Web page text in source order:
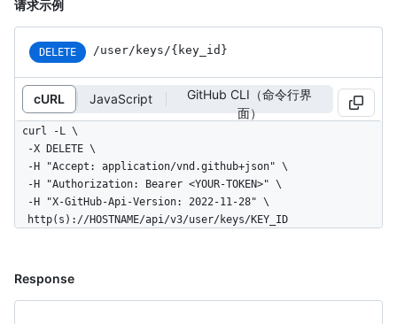
请求示例
DELETE /user/keys/{key_id}
cURL JavaScript
GitHub CLI（命令行界
面）
curl -L \
  http(s)://HOSTNAME/api/v3/user/keys/KEY_ID
Response